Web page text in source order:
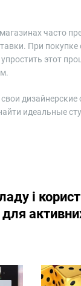
часто
При
этот
дизайнерские
идеальные
і